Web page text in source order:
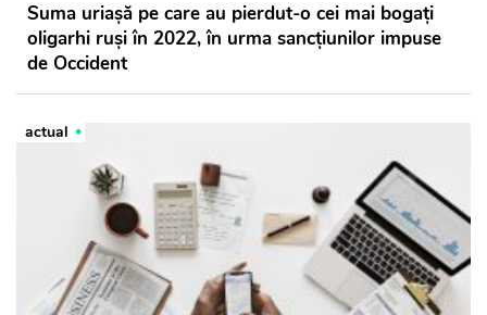
Suma uriașă pe care au pierdut-o cei mai bogați
oligarhi ruși în 2022, în urma sancțiunilor impuse
de Occident
actual